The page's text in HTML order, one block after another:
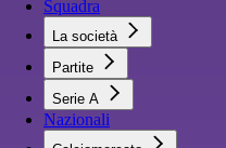
Squadra
La società
Partite
Serie A
Nazionali